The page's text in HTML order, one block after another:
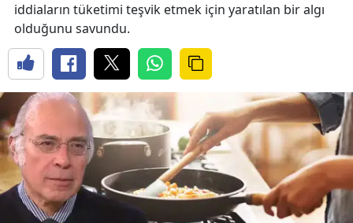
iddiaların tüketimi teşvik etmek için yaratılan bir algı
olduğunu savundu.